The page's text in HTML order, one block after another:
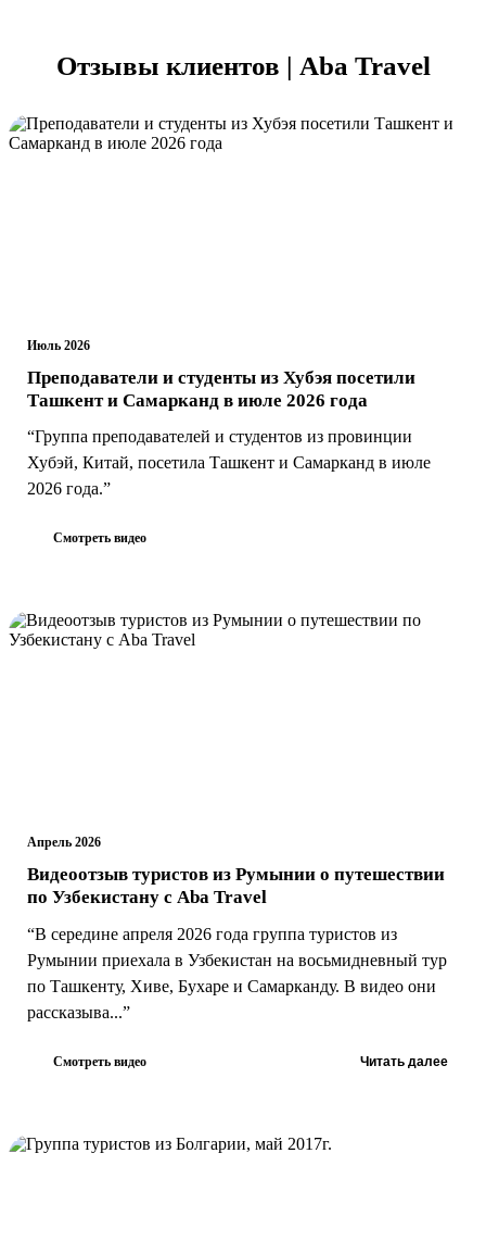
Отзывы клиентов | Aba Travel
Июль 2026
Преподаватели и студенты из Хубэя посетили
Ташкент и Самарканд в июле 2026 года
“Группа преподавателей и студентов из провинции
Хубэй, Китай, посетила Ташкент и Самарканд в июле
2026 года.”
Смотреть видео
Апрель 2026
Видеоотзыв туристов из Румынии о путешествии
по Узбекистану с Aba Travel
“В середине апреля 2026 года группа туристов из
Румынии приехала в Узбекистан на восьмидневный тур
по Ташкенту, Хиве, Бухаре и Самарканду. В видео они
рассказыва...”
Смотреть видео Читать далее